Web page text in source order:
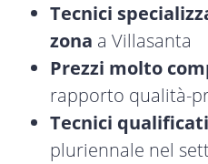
Tecnici
zona a Villasanta
Prezzi molto
rapporto qualità-
Tecnici qualificati
pluriennale nel